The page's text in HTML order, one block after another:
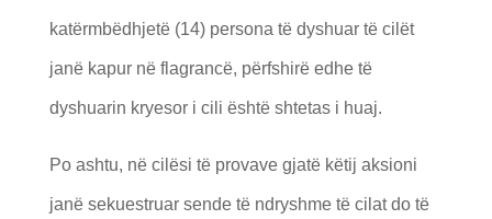
katërmbëdhjetë (14) persona të dyshuar të cilët
janë kapur në flagrancë, përfshirë edhe të
dyshuarin kryesor i cili është shtetas i huaj.
Po ashtu, në cilësi të provave gjatë këtij aksioni
janë sekuestruar sende të ndryshme të cilat do të